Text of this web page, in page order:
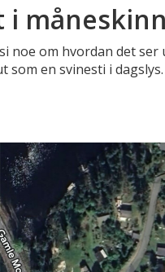
i måneskinn
noe om hvordan det
som en svinesti i dagslys.